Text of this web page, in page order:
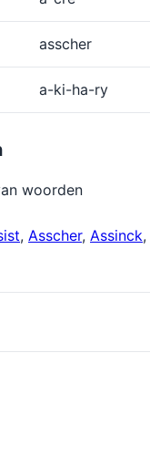
asscher
a-ki-ha-ry
woorden
, Asscher, Assinck,